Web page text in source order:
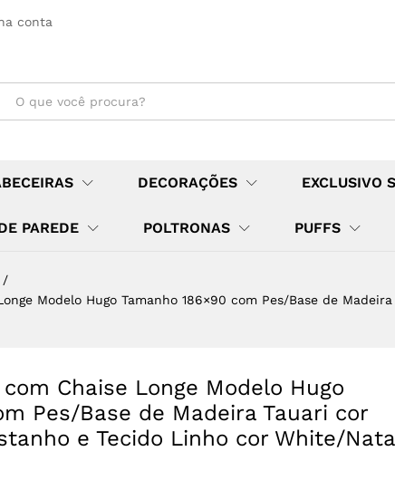
conta
DECORAÇÕES EXCLUSIVO
PAREDE POLTRONAS PUFFS
/
Modelo Hugo Tamanho 186×90 com Pes/Base de
Chaise Longe Modelo Hugo
Pes/Base de Madeira Tauari cor
e Tecido Linho cor White/